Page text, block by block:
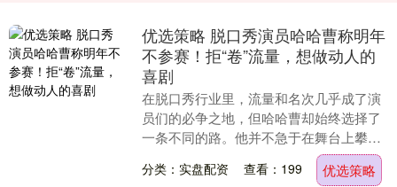
优选策略 脱口秀演员哈哈曹称明年
不参赛！拒“卷”流量，想做动人的
喜剧
在脱口秀行业里，流量和名次几乎成了演
员们的必争之地，但哈哈曹却始终选择了
一条不同的路。他并不急于在舞台上攀
比，而是坚持按照自己的节奏前行。 2025
年《脱口秀和....
分类：实盘配资 查看：199 优选策略